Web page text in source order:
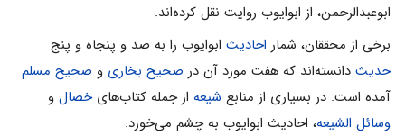
ابوعبدالرحمن، از ابوایوب روایت نقل کرده‌اند.
برخی از محققان، شمار احادیث ابوایوب را به صد و پنجاه و پنج
حدیث دانسته‌اند که هفت مورد آن در صحیح بخاری و صحیح مسلم
آمده است. در بسیاری از منابع شیعه از جمله کتاب‌هایخصال و
وسائل الشیعه، احادیث ابوایوب به چشم می‌‌خورد.